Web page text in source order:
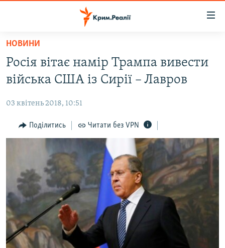
Перейти
основного
матеріалу
до
навігації
Перейти
ПОЛІТИКА
БЛОГИ
ВСЕ ЗА ДЕНЬ
СПЕЦПРОЕКТИ
ДЕПОРТАЦІЯ
ВІДЕОУРОКИ «ELIFBE»
ЯК ОБІЙТИ БЛОКУВАННЯ
Русский
НОВИНИ
Росія вітає намір Трампа вивести
війська США із Сирії – Лавров
03 квітень 2018, 10:51
Поділитись Читати без VPN